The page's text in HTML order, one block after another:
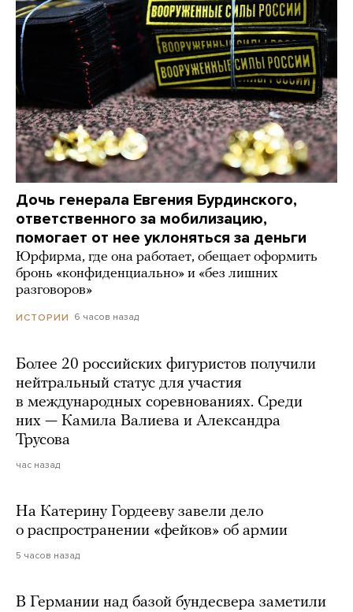
Дочь генерала Евгения Бурдинского,
ответственного за мобилизацию,
помогает от нее уклоняться за деньги
Юрфирма, где она работает, обещает оформить
бронь «конфиденциально» и «без лишних
разговоров»
ИСТОРИИ 6 часов назад
Более 20 российских фигуристов получили
нейтральный статус для участия
в международных соревнованиях. Среди
них — Камила Валиева и Александра
Трусова
час назад
На Катерину Гордееву завели дело
о распространении «фейков» об армии
5 часов назад
В Германии над базой бундесвера заметили